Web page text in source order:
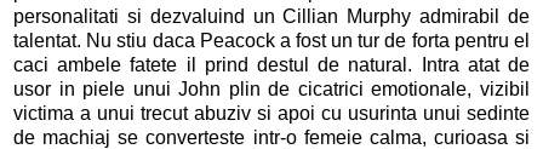
personalitati si dezvaluind un Cillian Murphy admirabil de
talentat. Nu stiu daca Peacock a fost un tur de forta pentru el
caci ambele fatete il prind destul de natural. Intra atat de
usor in piele unui John plin de cicatrici emotionale, vizibil
victima a unui trecut abuziv si apoi cu usurinta unui sedinte
de machiaj se converteste intr-o femeie calma, curioasa si